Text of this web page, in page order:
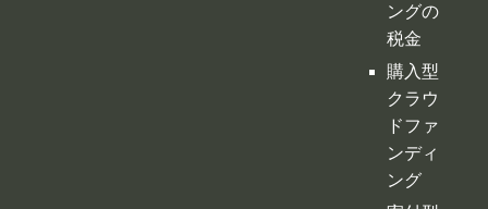
ングの
税金
購入型
クラウ
ドファ
ンディ
ング